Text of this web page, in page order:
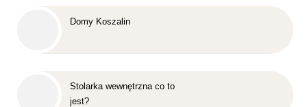
Domy Koszalin
Stolarka wewnętrzna co to
jest?